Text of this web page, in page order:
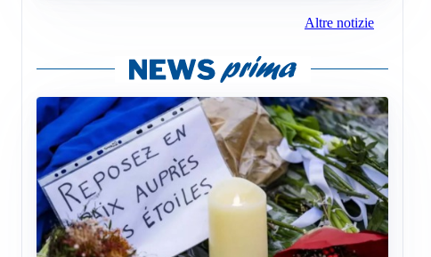
Altre notizie